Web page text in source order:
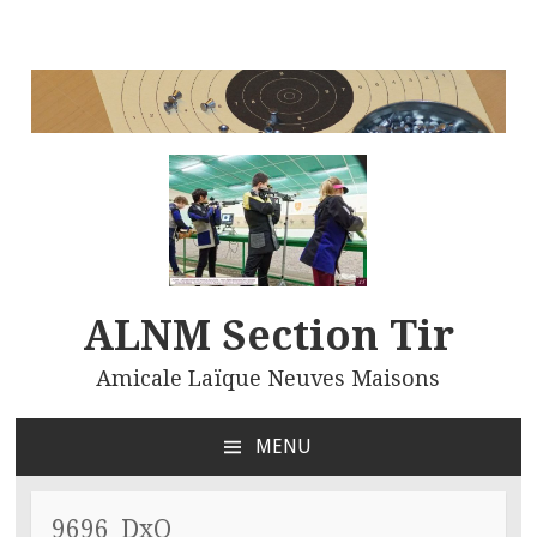
ALNM Section Tir
Amicale Laïque Neuves Maisons
MENU
CONTENU
9696_DxO